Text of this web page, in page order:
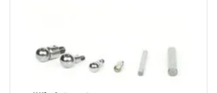
Spreitzer